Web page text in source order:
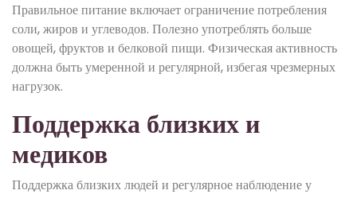
Правильное питание включает ограничение потребления
соли, жиров и углеводов. Полезно употреблять больше
овощей, фруктов и белковой пищи. Физическая активность
должна быть умеренной и регулярной, избегая чрезмерных
нагрузок.
Поддержка близких и
медиков
Поддержка близких людей и регулярное наблюдение у